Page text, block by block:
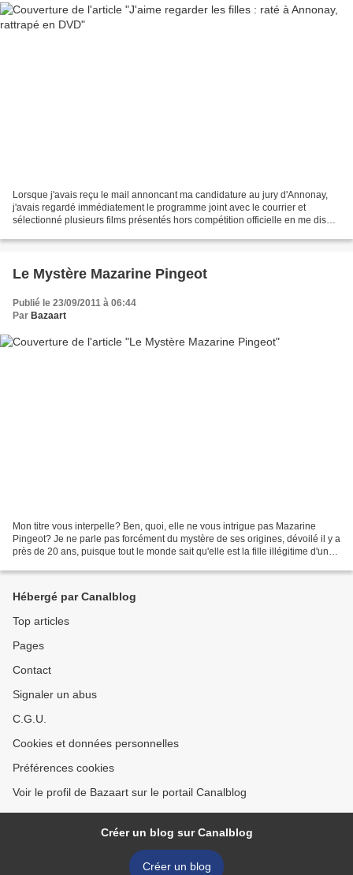
Lorsque j'avais reçu le mail annoncant ma candidature au jury d'Annonay,
j'avais regardé immédiatement le programme joint avec le courrier et
sélectionné plusieurs films présentés hors compétition officielle en me disant
Le Mystère Mazarine Pingeot
Publié le 23/09/2011 à 06:44
Par Bazaart
Mon titre vous interpelle? Ben, quoi, elle ne vous intrigue pas Mazarine
Pingeot? Je ne parle pas forcément du mystère de ses origines, dévoilé il y a
près de 20 ans, puisque tout le monde sait qu'elle est la fille illégitime d'un
Hébergé par Canalblog
Top articles
Pages
Contact
Signaler un abus
C.G.U.
Cookies et données personnelles
Préférences cookies
Voir le profil de Bazaart sur le portail Canalblog
Créer un blog sur Canalblog
Créer un blog